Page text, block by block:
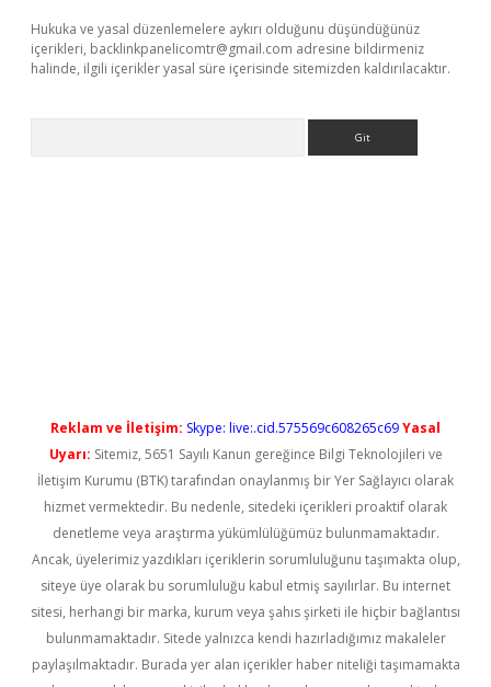
Hukuka ve yasal düzenlemelere aykırı olduğunu düşündüğünüz
içerikleri, backlinkpanelicomtr@gmail.com adresine bildirmeniz
halinde, ilgili içerikler yasal süre içerisinde sitemizden kaldırılacaktır.
Reklam ve İletişim: Skype: live:.cid.575569c608265c69Yasal
Uyarı: Sitemiz, 5651 Sayılı Kanun gereğince Bilgi Teknolojileri ve
İletişim Kurumu (BTK) tarafından onaylanmış bir Yer Sağlayıcı olarak
hizmet vermektedir. Bu nedenle, sitedeki içerikleri proaktif olarak
denetleme veya araştırma yükümlülüğümüz bulunmamaktadır.
Ancak, üyelerimiz yazdıkları içeriklerin sorumluluğunu taşımakta olup,
siteye üye olarak bu sorumluluğu kabul etmiş sayılırlar. Bu internet
sitesi, herhangi bir marka, kurum veya şahıs şirketi ile hiçbir bağlantısı
bulunmamaktadır. Sitede yalnızca kendi hazırladığımız makaleler
paylaşılmaktadır. Burada yer alan içerikler haber niteliği taşımamakta